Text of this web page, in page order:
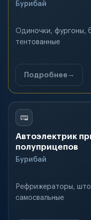
Бурибай
Одиночки, фургоны,
тентованные
Подробнее
Автоэлектрик
полуприцепов
Бурибай
Рефрижераторы,
самосвальные